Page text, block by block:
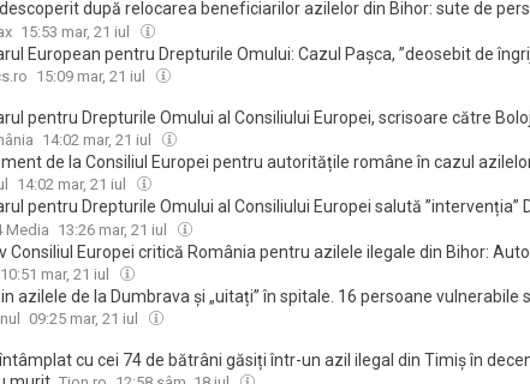
să primească girul sau acordul dumneavoastră"
după relocarea beneficiarilor azilelor din Bihor: sute de
certificat de handicap
15:53 mar, 21 iul
European pentru Drepturile Omului: Cazul Pașca, ”deosebit de
15:09 mar, 21 iul
pentru Drepturile Omului al Consiliului Europei, scrisoare către
Dumbrava, deosebit de îngrijorătoare
14:02 mar, 21 iul
de la Consiliul Europei pentru autoritățile române în cazul
14:02 mar, 21 iul
pentru Drepturile Omului al Consiliului Europei salută ”intervenția”
operate de Viorel Pașca în Bihor
Media 13:26 mar, 21 iul
Consiliul Europei critică România pentru azilele ilegale din Bihor:
în șir avertismentele privind abuzurile
10:51 mar, 21 iul
azilele de la Dumbrava și „uitați” în spitale. 16 persoane vulnerabile
la Oradea și Beiuș, un bărbat a murit
09:25 mar, 21 iul
cu cei 74 de bătrâni găsiți într-un azil ilegal din Timiș în